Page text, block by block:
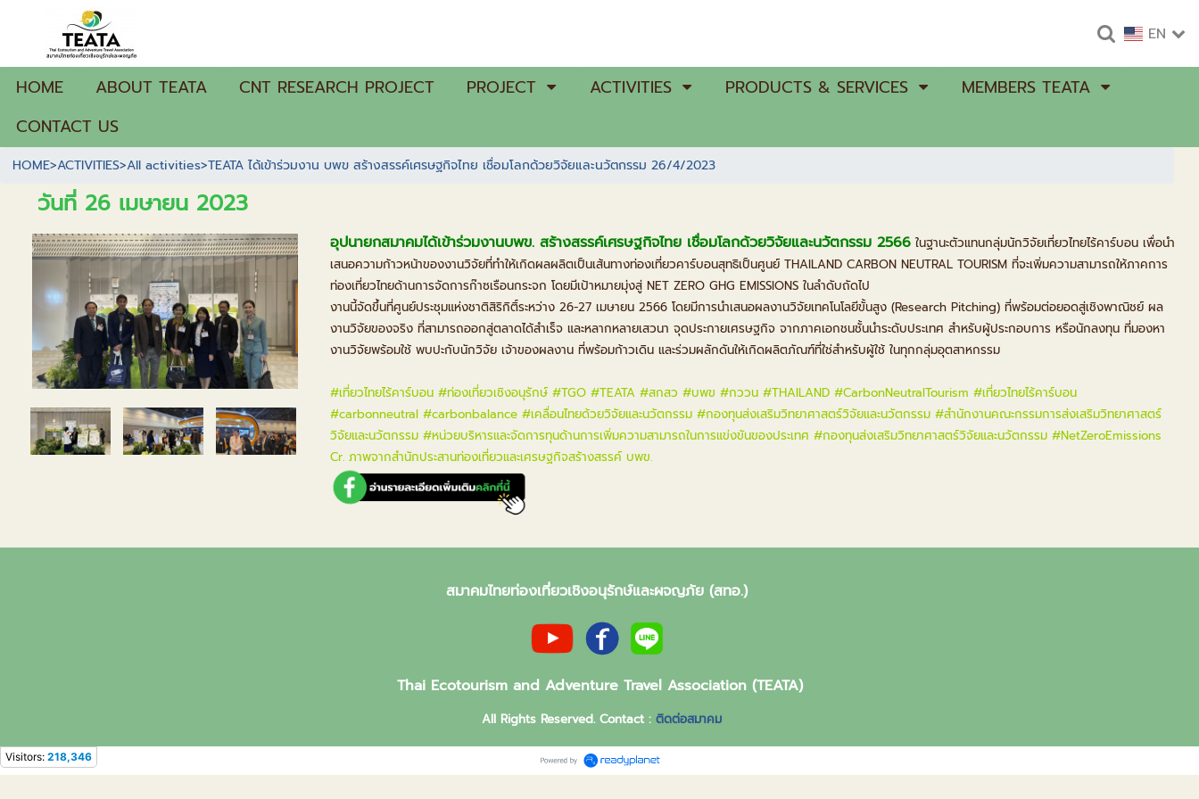
EN
HOME ABOUT TEATA CNT RESEARCH PROJECT PROJECT ACTIVITIES PRODUCTS & SERVICES
MEMBERS TEATA
CONTACT US
HOME>ACTIVITIES>All activities>TEATA ได้เข้าร่วมงาน บพข สร้างสรรค์เศรษฐกิจไทย เชื่อมโลกด้วยวิจัยและนวัตกรรม 26/4/2023
วันที่ 26 เมษายน 2023
อุปนายกสมาคมได้เข้าร่วมงานบพข. สร้างสรรค์เศรษฐกิจไทย เชื่อมโลกด้วยวิจัยและนวัตกรรม 2566 ในฐานะตัวแทนกลุ่มนักวิจัยเที่ยวไทยไร้คาร์บอน เพื่อนำ
เสนอความก้าวหน้าของงานวิจัยที่ทำให้เกิดผลผลิตเป็นเส้นทางท่องเที่ยวคาร์บอนสุทธิเป็นศูนย์ THAILAND CARBON NEUTRAL TOURISM ที่จะเพิ่มความสามารถให้ภาคการ
ท่องเที่ยวไทยด้านการจัดการก๊าซเรือนกระจก โดยมีเป้าหมายมุ่งสู่ NET ZERO GHG EMISSIONS ในลำดับถัดไป
งานนี้จัดขึ้นที่ศูนย์ประชุมแห่งชาติสิริกิติ์ระหว่าง 26-27 เมษายน 2566 โดยมีการนำเสนอผลงานวิจัยเทคโนโลยีขั้นสูง (Research Pitching) ที่พร้อมต่อยอดสู่เชิงพาณิชย์ ผล
งานวิจัยของจริง ที่สามารถออกสู่ตลาดได้สำเร็จ และหลากหลายเสวนา จุดประกายเศรษฐกิจ จากภาคเอกชนชั้นนำระดับประเทศ สำหรับผู้ประกอบการ หรือนักลงทุน ที่มองหา
งานวิจัยพร้อมใช้ พบปะกับนักวิจัย เจ้าของผลงาน ที่พร้อมก้าวเดิน และร่วมผลักดันให้เกิดผลิตภัณฑ์ที่ใช่สำหรับผู้ใช้ ในทุกกลุ่มอุตสาหกรรม
#เที่ยวไทยไร้คาร์บอน #ท่องเที่ยวเชิงอนุรักษ์ #TGO #TEATA #สกสว #บพข #กววน #THAILAND #CarbonNeutralTourism #เที่ยวไทยไร้คาร์บอน
#carbonneutral #carbonbalance #เคลื่อนไทยด้วยวิจัยและนวัตกรรม #กองทุนส่งเสริมวิทยาศาสตร์วิจัยและนวัตกรรม #สำนักงานคณะกรรมการส่งเสริมวิทยาศาสตร์
วิจัยและนวัตกรรม #หน่วยบริหารและจัดการทุนด้านการเพิ่มความสามารถในการแข่งขันของประเทศ #กองทุนส่งเสริมวิทยาศาสตร์วิจัยและนวัตกรรม #NetZeroEmissions
Cr. ภาพจากสำนักประสานท่องเที่ยวและเศรษฐกิจสร้างสรรค์ บพข.
สมาคมไทยท่องเที่ยวเชิงอนุรักษ์และผจญภัย (สทอ.)
Thai Ecotourism and Adventure Travel Association (TEATA)
All Rights Reserved. Contact : ติดต่อสมาคม
Visitors: 218,346